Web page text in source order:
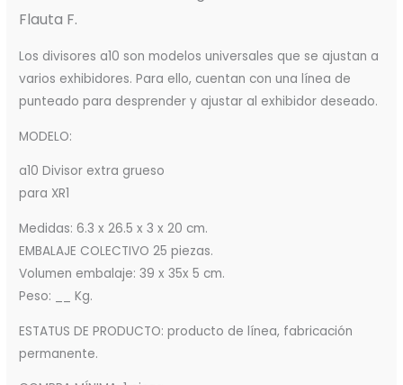
Flauta F.
Los divisores a10 son modelos universales que se ajustan a
varios exhibidores. Para ello, cuentan con una línea de
punteado para desprender y ajustar al exhibidor deseado.
MODELO:
a10 Divisor extra grueso
para XR1
Medidas: 6.3 x 26.5 x 3 x 20 cm.
EMBALAJE COLECTIVO 25 piezas.
Volumen embalaje: 39 x 35x 5 cm.
Peso: __ Kg.
ESTATUS DE PRODUCTO: producto de línea, fabricación
permanente.